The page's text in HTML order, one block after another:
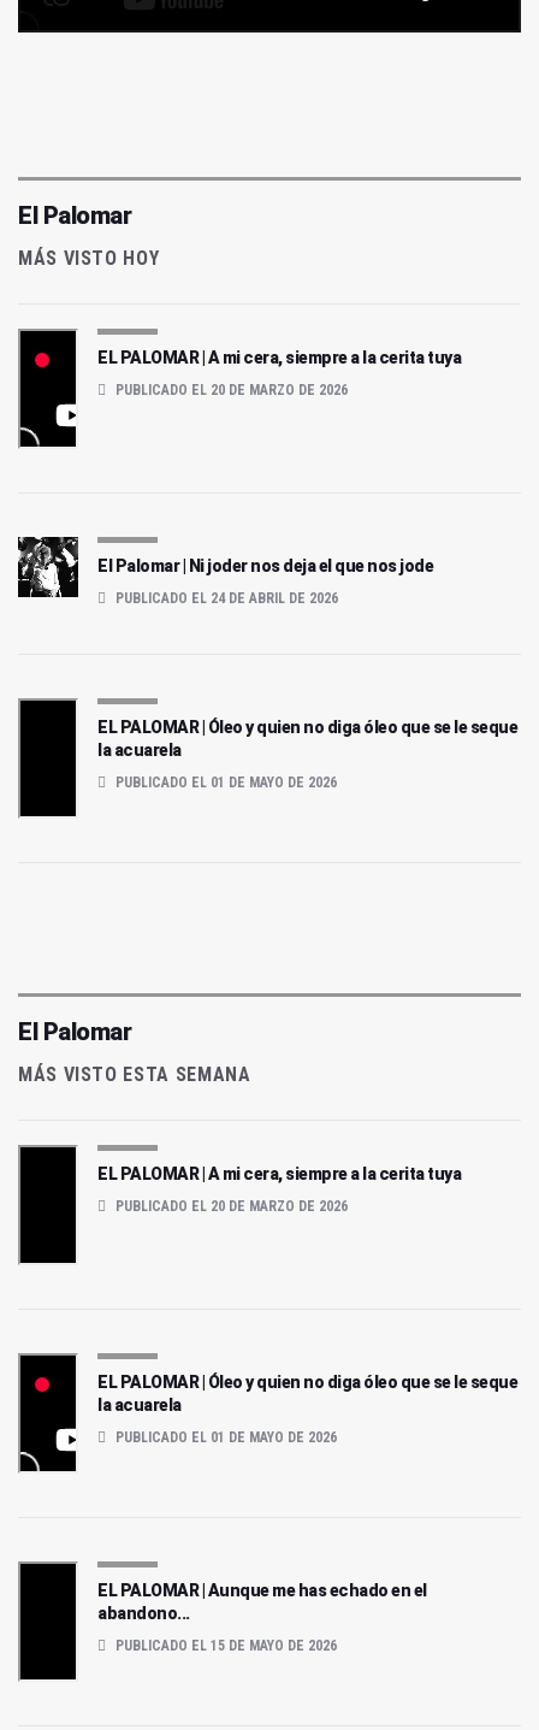
El Palomar
MÁS VISTO HOY
EL PALOMAR | A mi cera, siempre a la cerita tuya
PUBLICADO EL 20 DE MARZO DE 2026
El Palomar | Ni joder nos deja el que nos jode
PUBLICADO EL 24 DE ABRIL DE 2026
EL PALOMAR | Óleo y quien no diga óleo que se le seque
la acuarela
PUBLICADO EL 01 DE MAYO DE 2026
El Palomar
MÁS VISTO ESTA SEMANA
EL PALOMAR | A mi cera, siempre a la cerita tuya
PUBLICADO EL 20 DE MARZO DE 2026
EL PALOMAR | Óleo y quien no diga óleo que se le seque
la acuarela
PUBLICADO EL 01 DE MAYO DE 2026
EL PALOMAR | Aunque me has echado en el
abandono...
PUBLICADO EL 15 DE MAYO DE 2026